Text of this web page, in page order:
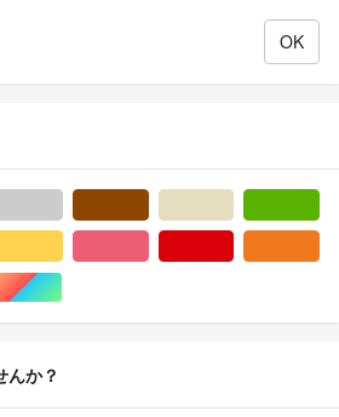
ルド/金色系マルチカラー
んか？